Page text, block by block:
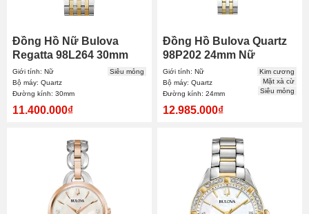
Đồng Hồ Nữ Bulova
Regatta 98L264 30mm
Giới tính: Nữ
Bộ máy: Quartz
Đường kính: 30mm
Siêu mỏng
11.400.000₫
Đồng Hồ Bulova Quartz
98P202 24mm Nữ
Giới tính: Nữ
Bộ máy: Quartz
Đường kính: 24mm
Kim cương
Mặt xà cừ
Siêu mỏng
12.985.000₫